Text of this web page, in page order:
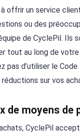
à offrir un service
ou des
de CyclePil. Ils
tout au long de
pas d’utiliser le
sur vos
de moyens de
CyclePil